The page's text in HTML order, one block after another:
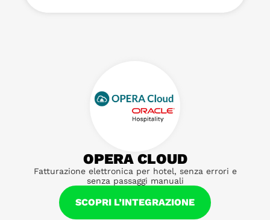
OPERA CLOUD
Fatturazione elettronica per hotel, senza errori e
senza passaggi manuali
SCOPRI L’INTEGRAZIONE